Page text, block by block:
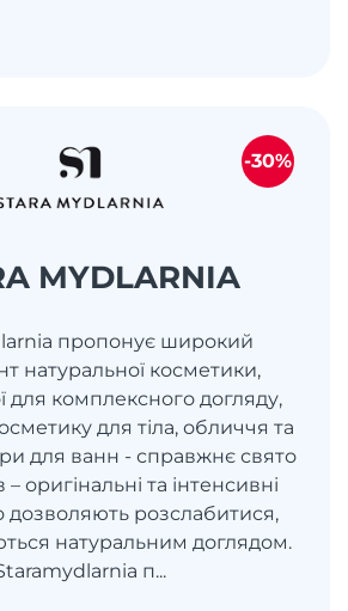
MYDLARNIA
пропонує широкий
натуральної косметики,
для комплексного догляду,
для тіла, обличчя та
для ванн - справжнє свято
– оригінальні та інтенсивні
дозволяють розслабитися,
натуральним доглядом.
п...
-30%